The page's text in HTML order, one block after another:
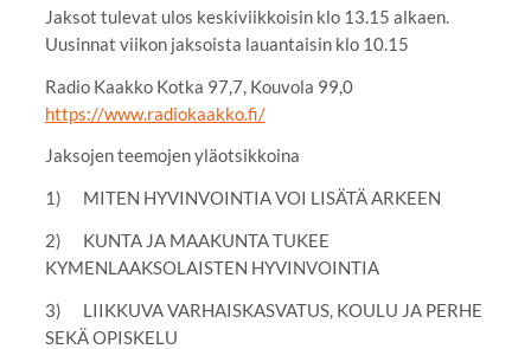
Jaksot tulevat ulos keskiviikkoisin klo 13.15 alkaen.
Uusinnat viikon jaksoista lauantaisin klo 10.15
Radio Kaakko Kotka 97,7, Kouvola 99,0
https://www.radiokaakko.fi/
Jaksojen teemojen yläotsikkoina
1) MITEN HYVINVOINTIA VOI LISÄTÄ ARKEEN
2) KUNTA JA MAAKUNTA TUKEE
KYMENLAAKSOLAISTEN HYVINVOINTIA
3) LIIKKUVA VARHAISKASVATUS, KOULU JA PERHE
SEKÄ OPISKELU